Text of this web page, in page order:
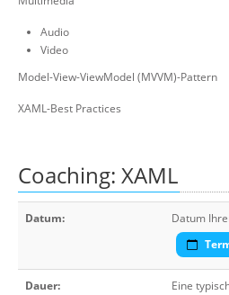
Audio
Video
Model-View-ViewModel (MVVM)-Pattern
XAML-Best Practices
Coaching: XAML
Datum:
Datum
Dauer:
Eine